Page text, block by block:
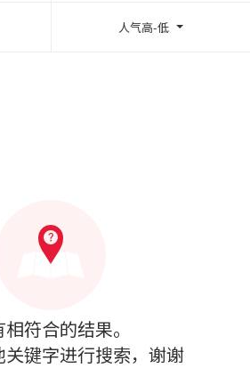
人气高-低
符合的结果。
关键字进行搜索，谢谢